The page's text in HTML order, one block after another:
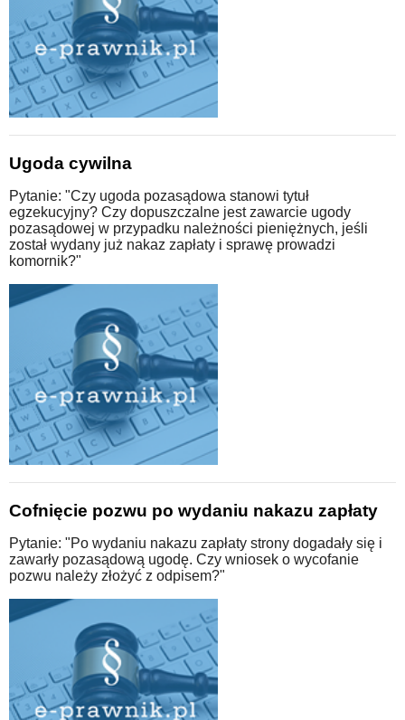
Ugoda cywilna
Pytanie: "Czy ugoda pozasądowa stanowi tytuł
egzekucyjny? Czy dopuszczalne jest zawarcie ugody
pozasądowej w przypadku należności pieniężnych, jeśli
został wydany już nakaz zapłaty i sprawę prowadzi
komornik?"
Cofnięcie pozwu po wydaniu nakazu zapłaty
Pytanie: "Po wydaniu nakazu zapłaty strony dogadały się i
zawarły pozasądową ugodę. Czy wniosek o wycofanie
pozwu należy złożyć z odpisem?"